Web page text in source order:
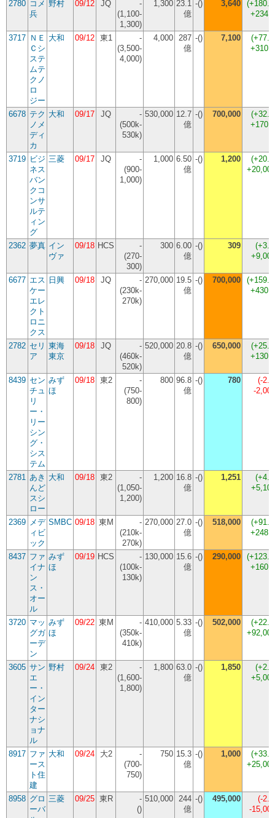
2780 コメ
兵
野村 09/12 JQ
-
(1,100-
1,300)
1,300 23.1
億
-() 3,640 (
3717 ＮＥ
Ｃシ
ステ
ムテ
クノ
ロ
ジー
大和 09/12 東1
-
(3,500-
4,000)
4,000 287
億
-() 7,100 (
6678 テク
ノメ
ディ
カ
大和 09/17 JQ
-
(500k-
530k)
530,000 12.7
億
-() 700,000 (
3719 ビジ
ネス
バン
クコ
ンサ
ルテ
ィン
グ
三菱 09/17 JQ
-
(900-
1,000)
1,000 6.50
億
-() 1,200 (
2362 夢真 イン
ヴァ
09/18 HCS
-
(270-
300)
300 6.00
億
-() 309 (
6677 エス
ケー
エレ
クト
ロニ
クス
日興 09/18 JQ
-
(230k-
270k)
270,000 19.5
億
-() 700,000 (
2782 セリ
ア
東海
東京
09/18 JQ
-
(460k-
520k)
520,000 20.8
億
-() 650,000 (
8439 セン
チュ
リ
ー・
リー
シン
グ・
シス
テム
みず
ほ
09/18 東2
-
(750-
800)
800 96.8
億
-() 780 (-
-
2781 あき
んど
スシ
ロー
大和 09/18 東2
-
(1,050-
1,200)
1,200 16.8
億
-() 1,251 (
2369 メデ
ィビ
ック
SMBC 09/18 東M
-
(210k-
270k)
270,000 27.0
億
-() 518,000 (
8437 ファ
イナ
ン
ス・
オー
ル
みず
ほ
09/19 HCS
-
(100k-
130k)
130,000 15.6
億
-() 290,000 (
3720 マッ
グガ
ーデ
ン
みず
ほ
09/22 東M
-
(350k-
410k)
410,000 5.33
億
-() 502,000 (
3605 サン
エ
ー・
イン
ター
ナシ
ョナ
ル
野村 09/24 東2
-
(1,600-
1,800)
1,800 63.0
億
-() 1,850 (
8917 ファ
ース
ト住
建
大和 09/24 大2
-
(700-
750)
750 15.3
億
-() 1,000 (
8958 グロ
ーバ
三菱 09/25 東R
-
()
510,000 244
億
-() 495,000 (-
-